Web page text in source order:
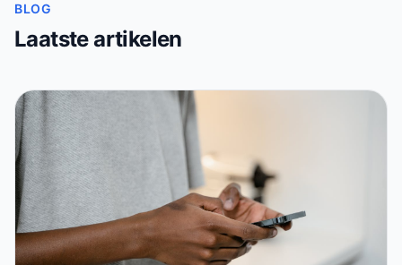
BLOG
Laatste artikelen